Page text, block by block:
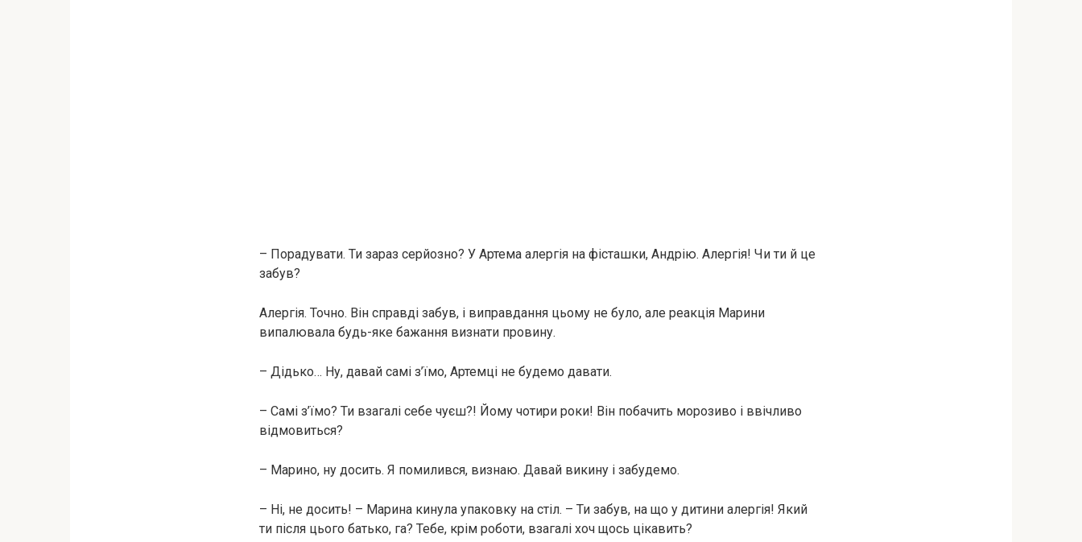
– Порадувати. Ти зараз серйозно? У Артема алергія на фісташки, Андрію. Алергія! Чи ти й це
забув?
Алергія. Точно. Він справді забув, і виправдання цьому не було, але реакція Марини
випалювала будь-яке бажання визнати провину.
– Дідько… Ну, давай самі з’їмо, Артемці не будемо давати.
– Самі з’їмо? Ти взагалі себе чуєш?! Йому чотири роки! Він побачить морозиво і ввічливо
відмовиться?
– Марино, ну досить. Я помилився, визнаю. Давай викину і забудемо.
– Ні, не досить! – Марина кинула упаковку на стіл. – Ти забув, на що у дитини алергія! Який
ти після цього батько, га? Тебе, крім роботи, взагалі хоч щось цікавить?